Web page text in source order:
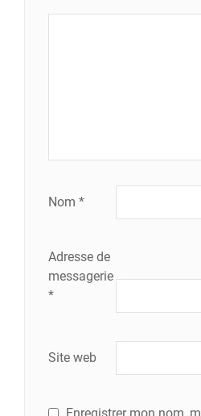
Nom *
Adresse de
messagerie
*
Site web